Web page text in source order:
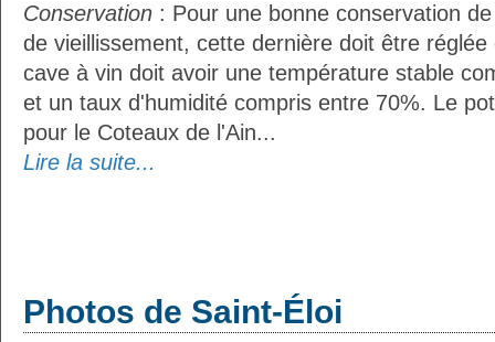
Conservation : Pour une bonne conservation
de vieillissement, cette dernière doit être réglée
cave à vin doit avoir une température stable
et un taux d'humidité compris entre 70%. Le
pour le Coteaux de l'Ain...
Lire la suite...
Photos de Saint-Éloi